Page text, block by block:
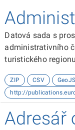
Datová sada s
administrativního
turistického
ZIP CSV
http://
Adresář